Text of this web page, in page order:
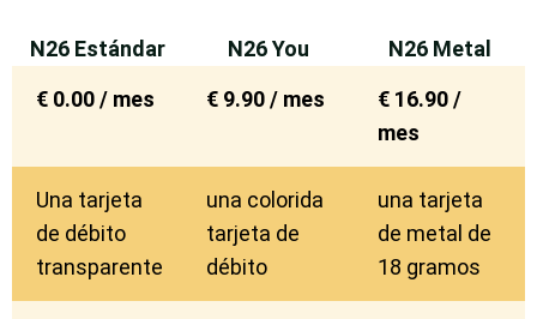
N26 Estándar N26 You
N26 Metal
€ 0.00 / mes
€ 9.90 / mes
€ 16.90 /
mes
Una tarjeta
de débito
transparente
una colorida
tarjeta de
débito
una tarjeta
de metal de
18 gramos